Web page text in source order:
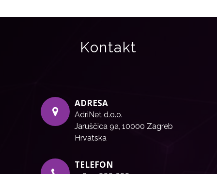
Kontakt
ADRESA
AdriNet d.o.o.
Jaruščica 9a, 10000 Zagreb
Hrvatska
TELEFON